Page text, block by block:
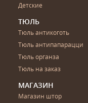
Детские
ТЮЛЬ
Тюль антикоготь
Тюль антипапарацци
Тюль органза
Тюль на заказ
МАГАЗИН
Магазин штор